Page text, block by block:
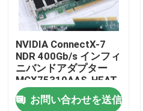
ホーム
製品
NVIDIA ConnectX-7
NDR 400Gb/s インフィ
ニバンドアダプター
MCX75310AAS-HEAT
お問い合わせを送信